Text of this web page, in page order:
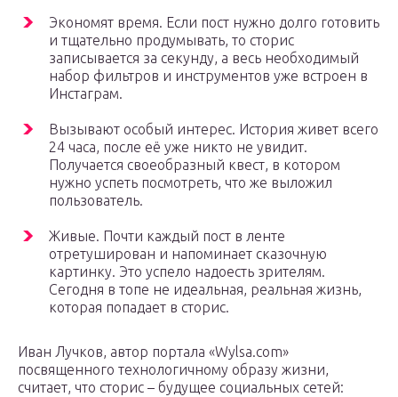
Экономят время. Если пост нужно долго готовить
и тщательно продумывать, то сторис
записывается за секунду, а весь необходимый
набор фильтров и инструментов уже встроен в
Инстаграм.
Вызывают особый интерес. История живет всего
24 часа, после её уже никто не увидит.
Получается своеобразный квест, в котором
нужно успеть посмотреть, что же выложил
пользователь.
Живые. Почти каждый пост в ленте
отретуширован и напоминает сказочную
картинку. Это успело надоесть зрителям.
Сегодня в топе не идеальная, реальная жизнь,
которая попадает в сторис.
Иван Лучков, автор портала «Wylsa.com»
посвященного технологичному образу жизни,
считает, что сторис – будущее социальных сетей: